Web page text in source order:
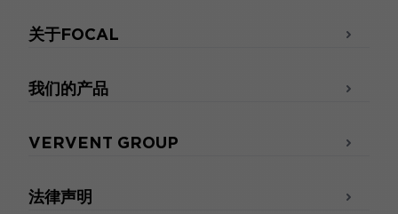
关于FOCAL
我们的产品
VERVENT GROUP
法律声明